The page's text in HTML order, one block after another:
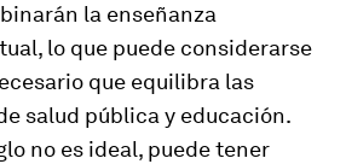
la enseñanza
lo que puede considerarse
que equilibra las
salud pública y educación.
no es ideal, puede tener